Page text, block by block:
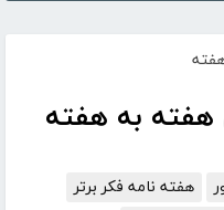
هفته به هفته
هفته نامه فکر برتر